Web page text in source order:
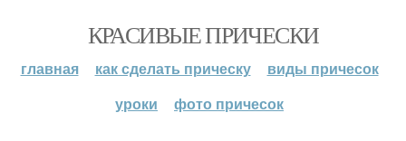
КРАСИВЫЕ ПРИЧЕСКИ
главная как сделать прическу
виды причесок
уроки
фото причесок